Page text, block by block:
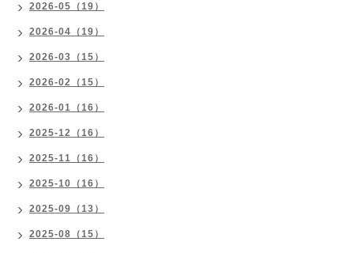
2026-05（19）
2026-04（19）
2026-03（15）
2026-02（15）
2026-01（16）
2025-12（16）
2025-11（16）
2025-10（16）
2025-09（13）
2025-08（15）